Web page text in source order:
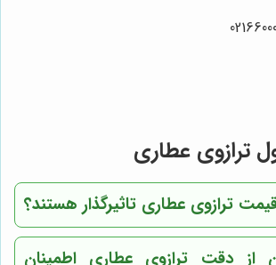
ترازوی عطاری
ترازوی عطاری تاثیرگذار هستند؟
از دقت ترازوی عطاری اطمینان